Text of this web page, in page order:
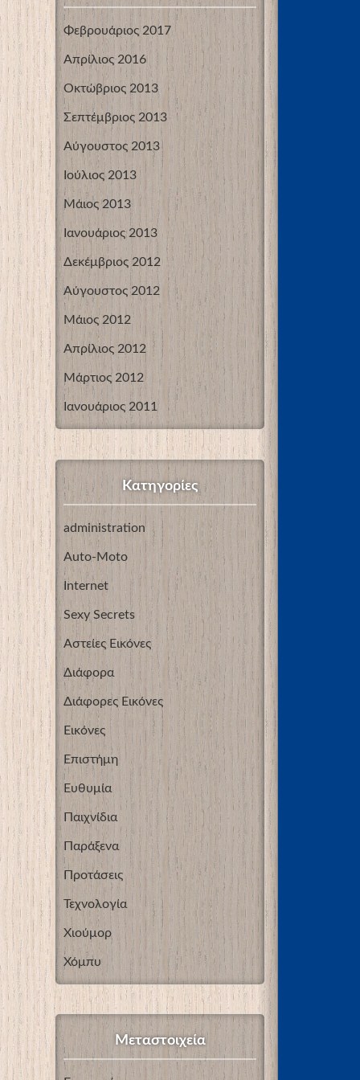
Φεβρουάριος 2017
Απρίλιος 2016
Οκτώβριος 2013
Σεπτέμβριος 2013
Αύγουστος 2013
Ιούλιος 2013
Μάιος 2013
Ιανουάριος 2013
Δεκέμβριος 2012
Αύγουστος 2012
Μάιος 2012
Απρίλιος 2012
Μάρτιος 2012
Ιανουάριος 2011
Kατηγορίες
administration
Auto-Moto
Internet
Sexy Secrets
Αστείες Εικόνες
Διάφορα
Διάφορες Εικόνες
Εικόνες
Επιστήμη
Ευθυμία
Παιχνίδια
Παράξενα
Προτάσεις
Τεχνολογία
Χιούμορ
Χόμπυ
Μεταστοιχεία